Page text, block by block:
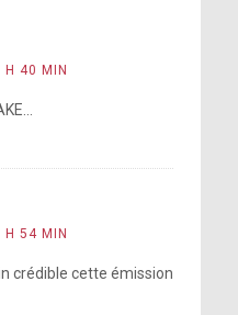
40 MIN
54 MIN
crédible cette émission